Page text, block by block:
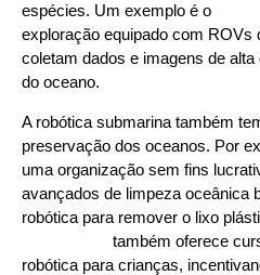
espécies. Um exemplo é o
exploração equipado com ROVs
coletam dados e imagens de
do oceano.
A robótica submarina também
preservação dos oceanos. Por
uma organização sem fins
avançados de limpeza oceânica
robótica para remover o lixo
também oferece
robótica para crianças,